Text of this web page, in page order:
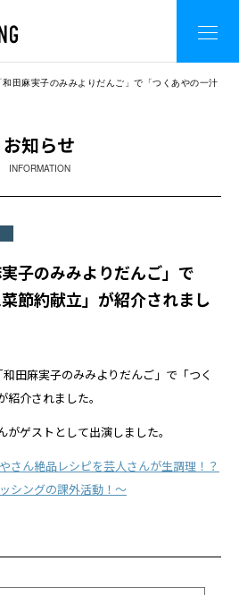
和田麻実子のみみよりだんご」で「つくあやの一汁
お知らせ
INFORMATION
子のみみよりだんご」で
節約献立」が紹介されまし
田麻実子のみみよりだんご」で「つく
介されました。
ゲストとして出演しました。
さん絶品レシピを芸人さんが生調理！？
シングの課外活動！～